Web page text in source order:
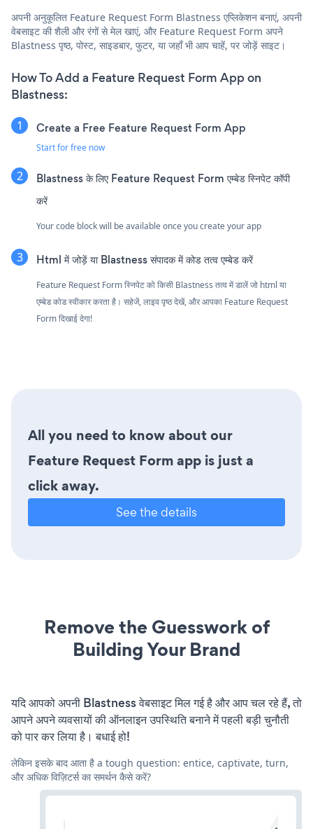
अपनी अनुकूलित Feature Request Form Blastness एप्लिकेशन बनाएं, अपनी
वेबसाइट की शैली और रंगों से मेल खाएं, और Feature Request Form अपने
Blastness पृष्ठ, पोस्ट, साइडबार, फुटर, या जहाँ भी आप चाहें, पर जोड़ें साइट।
How To Add a Feature Request Form App on
Blastness:
Create a Free Feature Request Form App
Start for free now
Blastness के लिए Feature Request Form एम्बेड स्निपेट कॉपी
करें
Your code block will be available once you create your app
Html में जोड़ें या Blastness संपादक में कोड तत्व एम्बेड करें
Feature Request Form स्निपेट को किसी Blastness तत्व में डालें जो html या
एम्बेड कोड स्वीकार करता है। सहेजें, लाइव पृष्ठ देखें, और आपका Feature Request
Form दिखाई देगा!
All you need to know about our
Feature Request Form app is just a
click away.
See the details
Remove the Guesswork of
Building Your Brand
यदि आपको अपनी Blastness वेबसाइट मिल गई है और आप चल रहे हैं, तो
आपने अपने व्यवसायों की ऑनलाइन उपस्थिति बनाने में पहली बड़ी चुनौती
को पार कर लिया है। बधाई हो!
लेकिन इसके बाद आता है a tough question: entice, captivate, turn,
और अधिक विज़िटर्स का समर्थन कैसे करें?